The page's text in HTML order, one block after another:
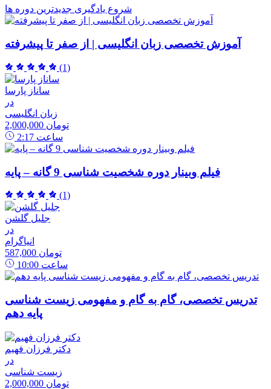
شروع یادگیری جدیدترین دوره ها
آموزش تخصصی زبان انگلیسی | از صفر تا پیشرفته
(1)
ساناز پارسا
در
زبان انگلیسی
2,000,000 تومان
2:17 ساعت
فیلم وبینار دوره شخصیت شناسی 9 گانه – پایه
(1)
جلیل گلشن
در
انیاگرام
587,000 تومان
10:00 ساعت
تدریس تخصصی، گام به گام و مفهومی زیست شناسی
پایه دهم
دکتر فرزان فهیم
در
زیست شناسی
2,000,000 تومان